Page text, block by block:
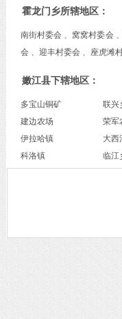
霍龙门乡所辖地区：
南街村委会 、窝窝村委会
会 、迎丰村委会 、座虎滩
嫩江县下辖地区：
多宝山铜矿 联兴
建边农场
荣军
伊拉哈镇
大西
科洛镇
临江